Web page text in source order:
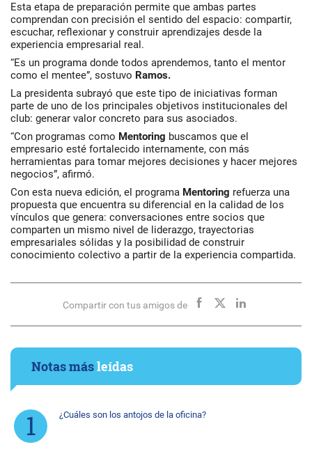
Esta etapa de preparación permite que ambas partes
comprendan con precisión el sentido del espacio: compartir,
escuchar, reflexionar y construir aprendizajes desde la
experiencia empresarial real.
“Es un programa donde todos aprendemos, tanto el mentor
como el mentee”, sostuvo Ramos.
La presidenta subrayó que este tipo de iniciativas forman
parte de uno de los principales objetivos institucionales del
club: generar valor concreto para sus asociados.
“Con programas como Mentoring buscamos que el
empresario esté fortalecido internamente, con más
herramientas para tomar mejores decisiones y hacer mejores
negocios”, afirmó.
Con esta nueva edición, el programa Mentoring refuerza una
propuesta que encuentra su diferencial en la calidad de los
vínculos que genera: conversaciones entre socios que
comparten un mismo nivel de liderazgo, trayectorias
empresariales sólidas y la posibilidad de construir
conocimiento colectivo a partir de la experiencia compartida.
Compartir con tus amigos de
Notas másleídas
¿Cuáles son los antojos de la oficina?